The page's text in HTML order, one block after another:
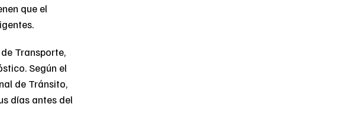
que el
Transporte,
Según el
de Tránsito,
días antes del